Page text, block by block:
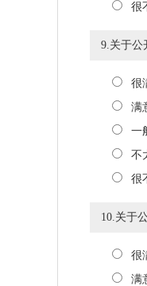
很
9.关于公
很
满
一
不
很
10.关于
很
满